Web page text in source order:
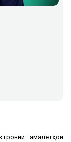
амалётҳои